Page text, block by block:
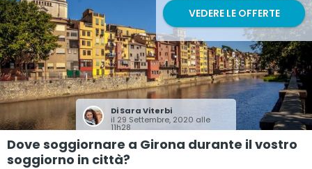
DiSara Viterbi
il 29 Settembre, 2020 alle
11h28
VEDERE LE OFFERTE
Dove soggiornare a Girona durante il vostro
soggiorno in città?